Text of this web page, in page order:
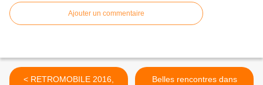
Ajouter un commentaire
< RETROMOBILE 2016,
Belles rencontres dans